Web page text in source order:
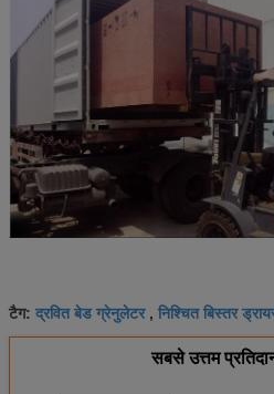
टैग: द्रवित बेड ग्रेनुलेटर, निश्चित बिस्तर
सबसे उत्तम